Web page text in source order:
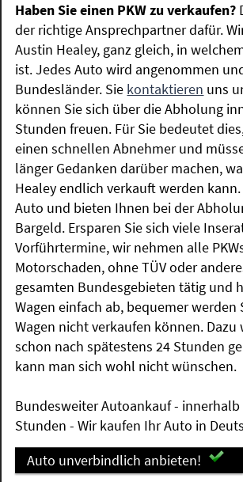
Haben Sie einen PKW zu verkaufen?
der richtige Ansprechpartner dafür.
Austin Healey, ganz gleich, in
ist. Jedes Auto wird angenommen
Bundesländer. Sie kontaktieren uns
können Sie sich über die Abholung
Stunden freuen. Für Sie bedeutet
einen schnellen Abnehmer und
länger Gedanken darüber machen,
Healey endlich verkauft werden
Auto und bieten Ihnen bei der
Bargeld. Ersparen Sie sich viele
Vorführtermine, wir nehmen alle
Motorschaden, ohne TÜV oder
gesamten Bundesgebieten tätig und
Wagen einfach ab, bequemer werden
Wagen nicht verkaufen können. Dazu
schon nach spätestens 24 Stunden
kann man sich wohl nicht wünschen.
Bundesweiter Autoankauf - innerhalb
Stunden - Wir kaufen Ihr Auto in
Auto unverbindlich anbieten!